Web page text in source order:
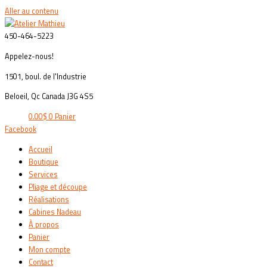
Aller au contenu
450-464-5223
Appelez-nous!
1501, boul. de l'Industrie
Beloeil, Qc Canada J3G 4S5
0.00$ 0 Panier
Facebook
Accueil
Boutique
Services
Pliage et découpe
Réalisations
Cabines Nadeau
À propos
Panier
Mon compte
Contact